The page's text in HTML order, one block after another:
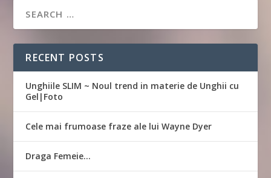
RECENT POSTS
Unghiile SLIM ~ Noul trend in materie de Unghii cu
Gel|Foto
Cele mai frumoase fraze ale lui Wayne Dyer
Draga Femeie…